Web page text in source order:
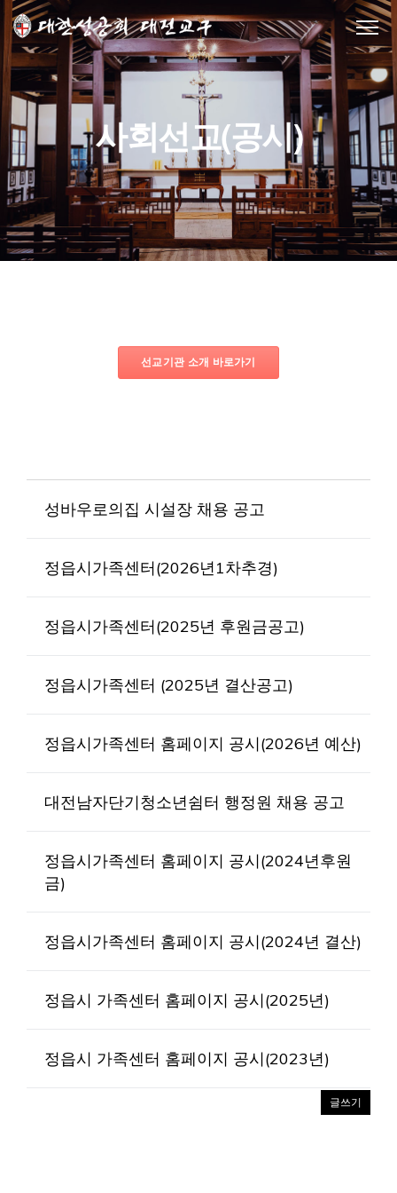
사회선교(공시)
선교기관 소개 바로가기
성바우로의집 시설장 채용 공고
정읍시가족센터(2026년1차추경)
정읍시가족센터(2025년 후원금공고)
정읍시가족센터 (2025년 결산공고)
정읍시가족센터 홈페이지 공시(2026년 예산)
대전남자단기청소년쉼터 행정원 채용 공고
정읍시가족센터 홈페이지 공시(2024년후원
금)
정읍시가족센터 홈페이지 공시(2024년 결산)
정읍시 가족센터 홈페이지 공시(2025년)
정읍시 가족센터 홈페이지 공시(2023년)
글쓰기